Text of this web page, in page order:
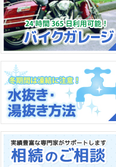
トランクルーム：一時的に
荷物を預けたい、収納スペ
ースがたりない、そんな時
に。
バイクガレージ：24時間
365日利用可能！